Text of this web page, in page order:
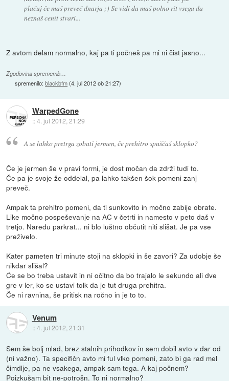
plačuj če maš preveč dnarja ;) Se vidi da maš polno rit vsega da
neznaš cenit stvari...
Z avtom delam normalno, kaj pa ti počneš pa mi ni čist jasno...
Zgodovina sprememb…
spremenilo:blackbfm(4. jul 2012 ob 21:27)
WarpedGone
::4. jul 2012, 21:29
A se lahko pretrga zobati jermen, če prehitro spuščaš sklopko?
Če je jermen še v pravi formi, je dost močan da zdrži tudi to.
Če pa je svoje že oddelal, pa lahko takšen šok pomeni zanj
preveč.
Ampak ta prehitro pomeni, da ti sunkovito in močno zabije obrate.
Like močno pospeševanje na AC v četrti in namesto v peto daš v
tretjo. Naredu parkrat... ni blo luštno občutit niti slišat. Je pa vse
preživelo.
Kater pameten tri minute stoji na sklopki in še zavori? Za udobje še
nikdar slišal?
Će se bo treba ustavit in ni očitno da bo trajalo le sekundo ali dve
gre v ler, ko se ustavi tolk da je tut druga prehitra.
Če ni ravnina, še pritisk na ročno in je to to.
Venum
::4. jul 2012, 21:31
Sem še bolj mlad, brez stalnih prihodkov in sem dobil avto v dar od
(ni važno). Ta specifičn avto mi ful vlko pomeni, zato bi ga rad mel
čimdlje, pa ne vsakega, ampak sam tega. A kaj počnem?
Poizkušam bit ne-potrošn. To ni normalno?